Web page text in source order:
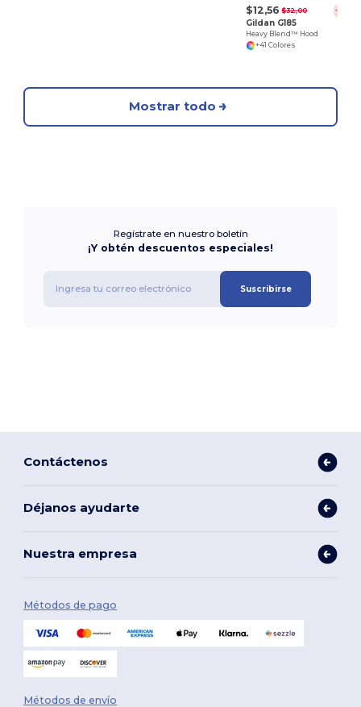
$12,56 $32,00 -61%
Gildan G185
Heavy Blend™ Hood
+41 Colores
Mostrar todo
Regístrate en nuestro boletín
¡Y obtén descuentos especiales!
Suscribirse
Contáctenos
Déjanos ayudarte
Nuestra empresa
Métodos de pago
Métodos de envío